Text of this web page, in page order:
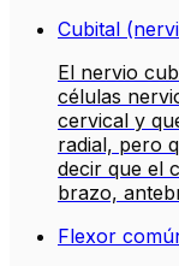
Cubital
El nervio
células
cervical y
radial, pero
decir que el
brazo,
Flexor